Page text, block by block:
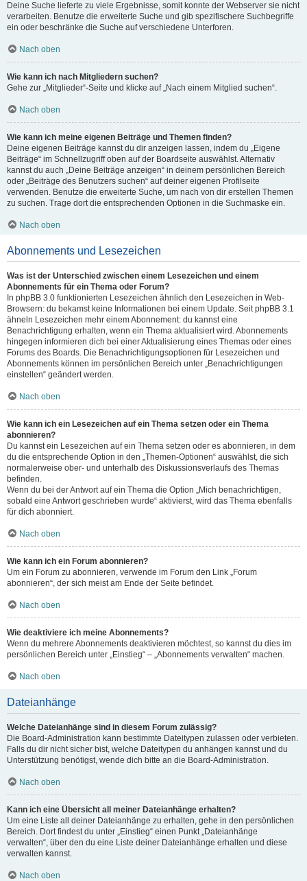
Deine Suche lieferte zu viele Ergebnisse, somit konnte der Webserver sie nicht
verarbeiten. Benutze die erweiterte Suche und gib spezifischere Suchbegriffe
ein oder beschränke die Suche auf verschiedene Unterforen.
Nach oben
Wie kann ich nach Mitgliedern suchen?
Gehe zur „Mitglieder“-Seite und klicke auf „Nach einem Mitglied suchen“.
Nach oben
Wie kann ich meine eigenen Beiträge und Themen finden?
Deine eigenen Beiträge kannst du dir anzeigen lassen, indem du „Eigene
Beiträge“ im Schnellzugriff oben auf der Boardseite auswählst. Alternativ
kannst du auch „Deine Beiträge anzeigen“ in deinem persönlichen Bereich
oder „Beiträge des Benutzers suchen“ auf deiner eigenen Profilseite
verwenden. Benutze die erweiterte Suche, um nach von dir erstellen Themen
zu suchen. Trage dort die entsprechenden Optionen in die Suchmaske ein.
Nach oben
Abonnements und Lesezeichen
Was ist der Unterschied zwischen einem Lesezeichen und einem
Abonnements für ein Thema oder Forum?
In phpBB 3.0 funktionierten Lesezeichen ähnlich den Lesezeichen in Web-
Browsern: du bekamst keine Informationen bei einem Update. Seit phpBB 3.1
ähneln Lesezeichen mehr einem Abonnement: du kannst eine
Benachrichtigung erhalten, wenn ein Thema aktualisiert wird. Abonnements
hingegen informieren dich bei einer Aktualisierung eines Themas oder eines
Forums des Boards. Die Benachrichtigungsoptionen für Lesezeichen und
Abonnements können im persönlichen Bereich unter „Benachrichtigungen
einstellen“ geändert werden.
Nach oben
Wie kann ich ein Lesezeichen auf ein Thema setzen oder ein Thema
abonnieren?
Du kannst ein Lesezeichen auf ein Thema setzen oder es abonnieren, in dem
du die entsprechende Option in den „Themen-Optionen“ auswählst, die sich
normalerweise ober- und unterhalb des Diskussionsverlaufs des Themas
befinden.
Wenn du bei der Antwort auf ein Thema die Option „Mich benachrichtigen,
sobald eine Antwort geschrieben wurde“ aktivierst, wird das Thema ebenfalls
für dich abonniert.
Nach oben
Wie kann ich ein Forum abonnieren?
Um ein Forum zu abonnieren, verwende im Forum den Link „Forum
abonnieren“, der sich meist am Ende der Seite befindet.
Nach oben
Wie deaktiviere ich meine Abonnements?
Wenn du mehrere Abonnements deaktivieren möchtest, so kannst du dies im
persönlichen Bereich unter „Einstieg“ – „Abonnements verwalten“ machen.
Nach oben
Dateianhänge
Welche Dateianhänge sind in diesem Forum zulässig?
Die Board-Administration kann bestimmte Dateitypen zulassen oder verbieten.
Falls du dir nicht sicher bist, welche Dateitypen du anhängen kannst und du
Unterstützung benötigst, wende dich bitte an die Board-Administration.
Nach oben
Kann ich eine Übersicht all meiner Dateianhänge erhalten?
Um eine Liste all deiner Dateianhänge zu erhalten, gehe in den persönlichen
Bereich. Dort findest du unter „Einstieg“ einen Punkt „Dateianhänge
verwalten“, über den du eine Liste deiner Dateianhänge erhalten und diese
verwalten kannst.
Nach oben